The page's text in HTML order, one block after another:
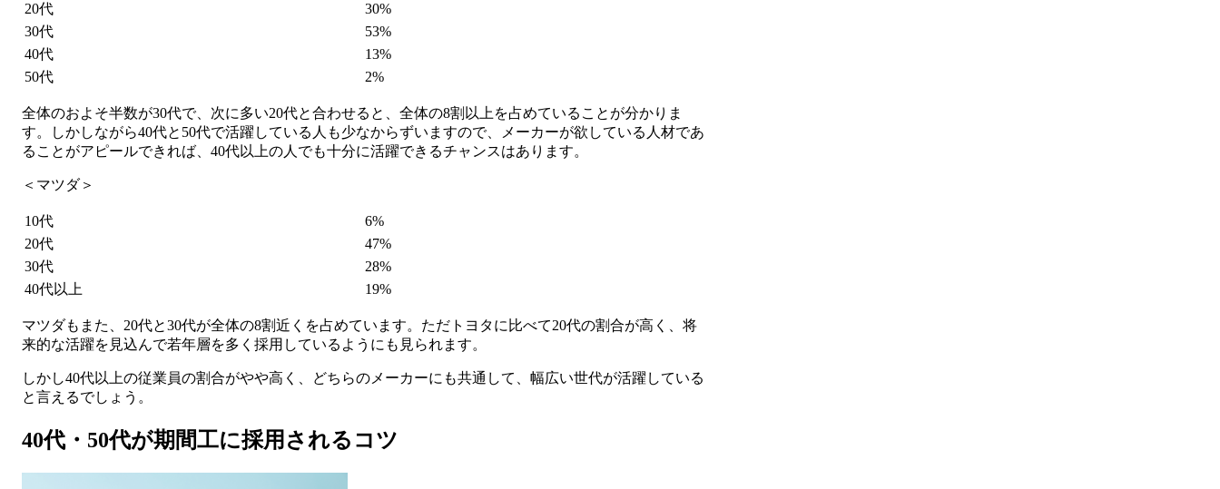
20代
30%
30代
53%
40代
13%
50代
2%
全体のおよそ半数が30代で、次に多い20代と合わせると、全体の8割以上を占めていることが分かりま
す。しかしながら40代と50代で活躍している人も少なからずいますので、メーカーが欲している人材であ
ることがアピールできれば、40代以上の人でも十分に活躍できるチャンスはあります。
＜マツダ＞
10代
6%
20代
47%
30代
28%
40代以上
19%
マツダもまた、20代と30代が全体の8割近くを占めています。ただトヨタに比べて20代の割合が高く、将
来的な活躍を見込んで若年層を多く採用しているようにも見られます。
しかし40代以上の従業員の割合がやや高く、どちらのメーカーにも共通して、幅広い世代が活躍している
と言えるでしょう。
40代・50代が期間工に採用されるコツ